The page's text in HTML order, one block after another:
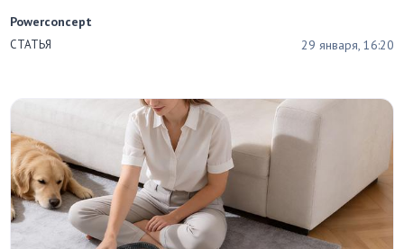
СТАТЬЯ 29 января, 16:20
Powerconcept